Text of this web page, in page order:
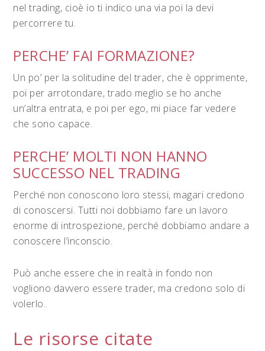
nel trading, cioè io ti indico una via poi la devi
percorrere tu.
PERCHE’ FAI FORMAZIONE?
Un po’ per la solitudine del trader, che è opprimente,
poi per arrotondare, trado meglio se ho anche
un’altra entrata, e poi per ego, mi piace far vedere
che sono capace.
PERCHE’ MOLTI NON HANNO
SUCCESSO NEL TRADING
Perché non conoscono loro stessi, magari credono
di conoscersi. Tutti noi dobbiamo fare un lavoro
enorme di introspezione, perché dobbiamo andare a
conoscere l’inconscio.
Può anche essere che in realtà in fondo non
vogliono davvero essere trader, ma credono solo di
volerlo.
Le risorse citate